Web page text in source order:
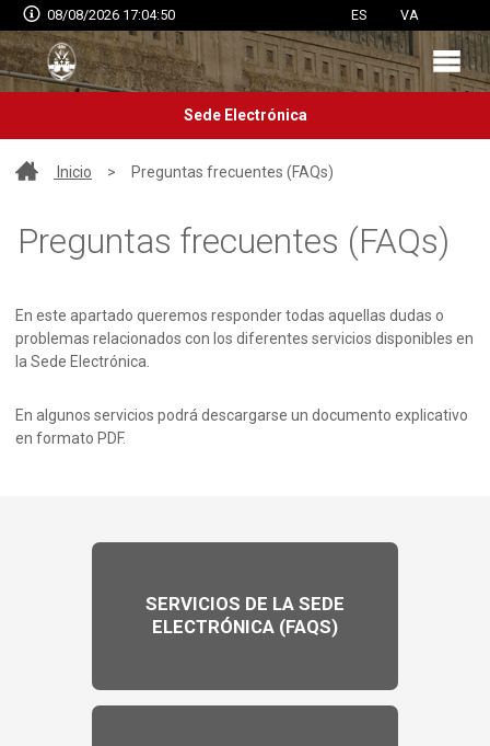
08/08/2026 17:04:50 ES VA
Sede Electrónica
Inicio > Preguntas frecuentes (FAQs)
Preguntas frecuentes (FAQs)
En este apartado queremos responder todas aquellas dudas o
problemas relacionados con los diferentes servicios disponibles en
la Sede Electrónica.
En algunos servicios podrá descargarse un documento explicativo
en formato PDF.
SERVICIOS DE LA SEDE
ELECTRÓNICA (FAQS)